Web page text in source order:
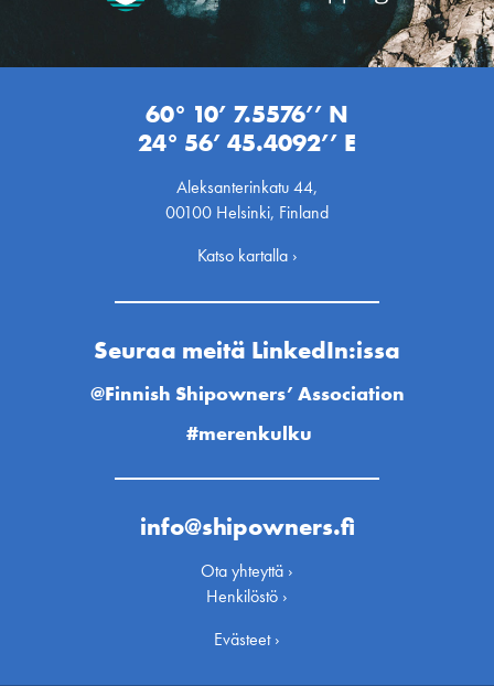
60° 10’ 7.5576’’ N
24° 56’ 45.4092’’ E
Aleksanterinkatu 44,
00100 Helsinki, Finland
Katso kartalla ›
Seuraa meitä LinkedIn:issa
@Finnish Shipowners’ Association
#merenkulku
info@shipowners.fi
Ota yhteyttä ›
Henkilöstö ›
Evästeet ›